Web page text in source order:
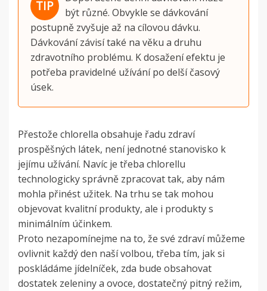
být různé. Obvykle se dávkování
postupně zvyšuje až na cílovou dávku.
Dávkování závisí také na věku a druhu
zdravotního problému. K dosažení efektu je
potřeba pravidelné užívání po delší časový
úsek.
Přestože chlorella obsahuje řadu zdraví
prospěšných látek, není jednotné stanovisko k
jejímu užívání. Navíc je třeba chlorellu
technologicky správně zpracovat tak, aby nám
mohla přinést užitek. Na trhu se tak mohou
objevovat kvalitní produkty, ale i produkty s
minimálním účinkem.
Proto nezapomínejme na to, že své zdraví můžeme
ovlivnit každý den naší volbou, třeba tím, jak si
poskládáme jídelníček, zda bude obsahovat
dostatek zeleniny a ovoce, dostatečný pitný režim,